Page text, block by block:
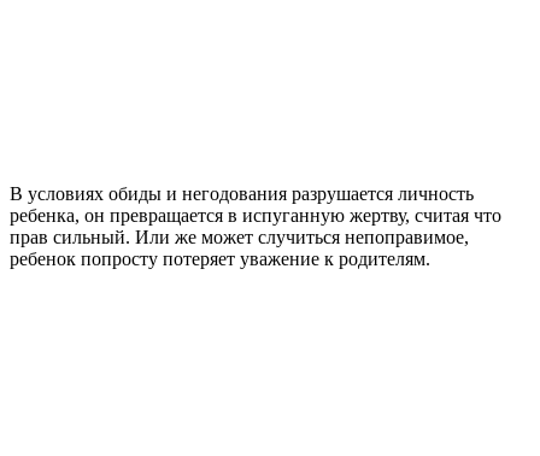
В условиях обиды и негодования разрушается личность
ребенка, он превращается в испуганную жертву, считая что
прав сильный. Или же может случиться непоправимое,
ребенок попросту потеряет уважение к родителям.